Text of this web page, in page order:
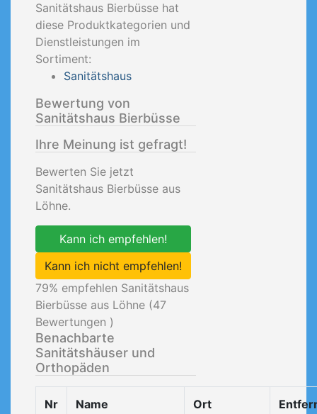
Sanitätshaus Bierbüsse hat
diese Produktkategorien und
Dienstleistungen im
Sortiment:
Sanitätshaus
Bewertung von
Sanitätshaus Bierbüsse
Ihre Meinung ist gefragt!
Bewerten Sie jetzt
Sanitätshaus Bierbüsse aus
Löhne.
Kann ich empfehlen!
Kann ich nicht empfehlen!
79% empfehlen Sanitätshaus
Bierbüsse aus Löhne (47
Bewertungen )
Benachbarte
Sanitätshäuser und
Orthopäden
Nr Name Ort